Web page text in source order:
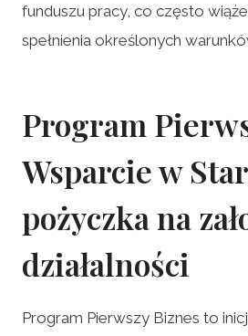
funduszu pracy, co często
spełnienia określonych
Program
Wsparcie w
pożyczka na
działalności
Program Pierwszy Biznes to